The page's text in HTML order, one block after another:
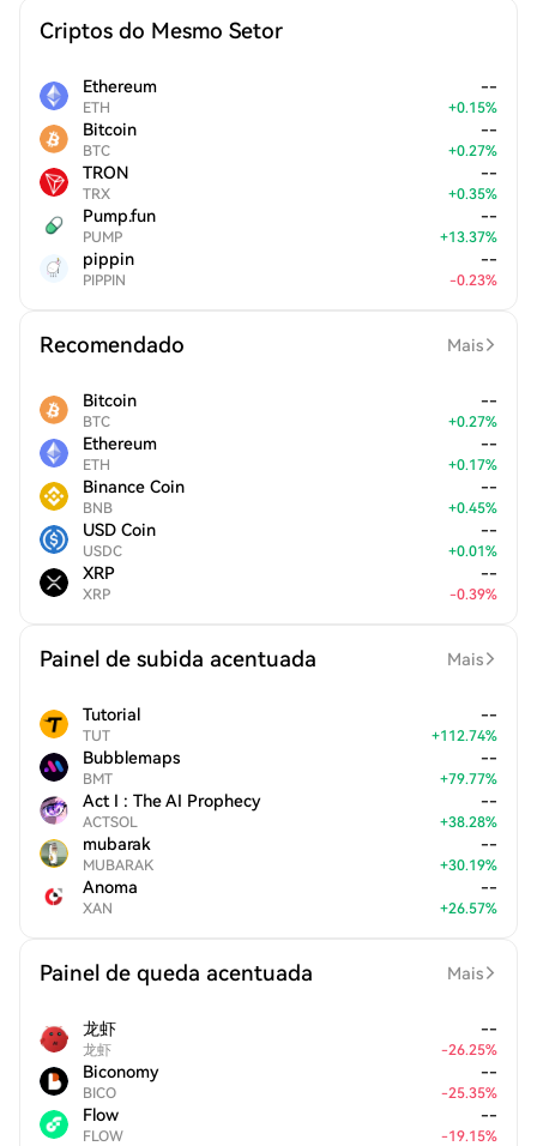
Criptos do Mesmo Setor
Ethereum
ETH
--
+0.15%
Bitcoin
BTC
--
+0.27%
TRON
TRX
--
+0.35%
Pump.fun
PUMP
--
+13.37%
pippin
PIPPIN
--
-0.23%
Recomendado Mais
Bitcoin
BTC
--
+0.27%
Ethereum
ETH
--
+0.17%
Binance Coin
BNB
--
+0.45%
USD Coin
USDC
--
+0.01%
XRP
XRP
--
-0.39%
Painel de subida acentuada Mais
Tutorial
TUT
--
+112.74%
Bubblemaps
BMT
--
+79.77%
Act I : The AI Prophecy
ACTSOL
--
+38.28%
mubarak
MUBARAK
--
+30.19%
Anoma
XAN
--
+26.57%
Painel de queda acentuada Mais
龙虾
龙虾
--
-26.25%
Biconomy
BICO
--
-25.35%
Flow
FLOW
--
-19.15%